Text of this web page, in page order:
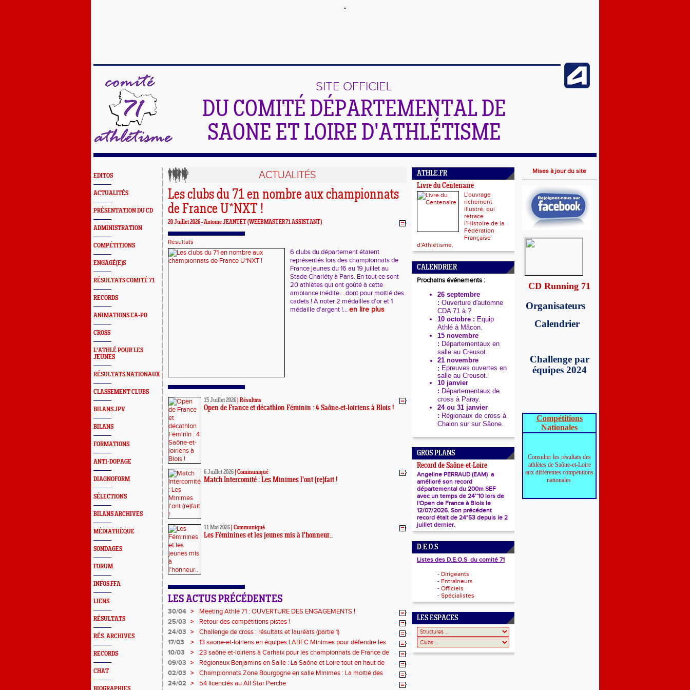
SITE OFFICIEL
DU COMITÉ DÉPARTEMENTAL DE
SAONE ET LOIRE D'ATHLÉTISME
EDITOS
ACTUALITÉS
PRÉSENTATION DU CD
ADMINISTRATION
COMPÉTITIONS
ENGAGÉ(E)S
RÉSULTATS COMITÉ 71
RECORDS
ANIMATIONS EA-PO
CROSS
L'ATHLÉ POUR LES
JEUNES
RÉSULTATS NATIONAUX
CLASSEMENT CLUBS
BILANS JPV
BILANS
FORMATIONS
ANTI-DOPAGE
DIAGNOFORM
SÉLECTIONS
BILANS ARCHIVES
MÉDIATHÈQUE
SONDAGES
FORUM
INFOS FFA
LIENS
RÉSULTATS
RÉS. ARCHIVES
RECORDS
CHAT
ACTUALITÉS
Les clubs du 71 en nombre aux championnats
de France U*NXT !
20 Juillet 2026 -Antoine JEANTET(WEEBMASTER71 ASSISTANT)
Résultats
6 clubs du département étaient
représentés lors des championnats de
France jeunes du 16 au 19 juillet au
Stade Charléty à Paris. En tout ce sont
20 athlètes qui ont goûté à cette
ambiance inédite... dont pour moitié des
cadets ! A noter 2 médailles d'or et 1
médaille d'argent !... en lire plus
15 Juillet 2026 Résultats
Open de France et décathlon Féminin : 4 Saône-et-loiriens à Blois !
6 Juillet 2026 Communiqué
Match Intercomité : Les Minimes l'ont (re)fait !
11 Mai 2026 Communiqué
Les Féminines et les jeunes mis à l'honneur..
LES ACTUS PRÉCÉDENTES
30/04 >
Meeting Athlé 71 : OUVERTURE DES ENGAGEMENTS !
25/03 >
Retour des compétitions pistes !
24/03 >
Challenge de cross : résultats et lauréats (partie 1)
17/03
>
13 saone-et-loiriens en équipes LABFC Minimes pour défendre les
couleurs de la Ligue à Metz
10/03 >
23 saône et-loiriens à Carhaix pour les championnats de France de
Cross !
09/03 >
Régionaux Benjamins en Salle : La Saône et Loire tout en haut de
l'affiche !
02/03 >
Championnats Zone Bourgogne en salle Minimes : La moitié des
médailles pour les athlètes du 71 !
24/02 >
54 licenciés au All Star Perche
ATHLE.FR
Livre du Centenaire
L'ouvrage
richement
illustré, qui
retrace
l’Histoire de la
Fédération
Française
d'Athlétisme.
CALENDRIER
Prochains événements :
26 septembre
: Ouverture d'automne
CDA 71 à ?
10 octobre : Equip
Athlé à Mâcon.
15 novembre
: Départementaux en
salle au Creusot.
21 novembre
: Epreuves ouvertes en
salle au Creusot.
10 janvier
: Départementaux de
cross à Paray.
24 ou 31 janvier
: Régionaux de cross à
Chalon sur sur Sâone.
GROS PLANS
Record de Saône-et-Loire
Angeline PERRAUD (EAM) a
amélioré son record
départemental du 200m SEF
avec un temps de 24’’10 lors de
l'Open de France à Blois le
12/07/2026. Son précédent
record était de 24"53 depuis le 2
juillet dernier.
D.E.O.S
Listes des D.E.O.S du comité 71
- Dirigeants
- Entraîneurs
- Officiels
- Spécialistes
LES ESPACES
Mises à jour du site
CD Running 71
Organisateurs
Calendrier
Challenge par
équipes 2024
Compétitions
Nationales
Consulter les résultats des
athlètes de Saône-et-Loire
aux différentes compétitions
nationales